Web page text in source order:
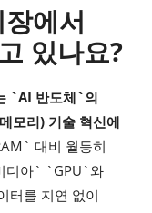
에서
있나요?
`AI 반도체`의
모리) 기술 혁신에
대비 월등히
디아` `GPU`와
터를 지연 없이